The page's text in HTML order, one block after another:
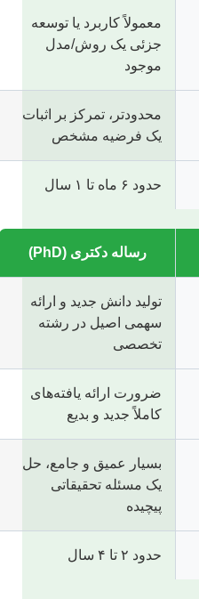
معمولاً کاربرد یا توسعه
جزئی یک روش/مدل
موجود
محدودتر، تمرکز بر اثبات
یک فرضیه مشخص
حدود ۶ ماه تا ۱ سال
رساله دکتری (PhD)
تولید دانش جدید و ارائه
سهمی اصیل در رشته
تخصصی
ضرورت ارائه یافته‌های
کاملاً جدید و بدیع
بسیار عمیق و جامع، حل
یک مسئله تحقیقاتی
پیچیده
حدود ۲ تا ۴ سال